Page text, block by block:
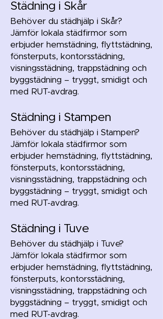
Städning i Skår
Behöver du städhjälp i Skår?
Jämför lokala städfirmor som
erbjuder hemstädning, flyttstädning,
fönsterputs, kontorsstädning,
visningsstädning, trappstädning och
byggstädning – tryggt, smidigt och
med RUT-avdrag.
Städning i Stampen
Behöver du städhjälp i Stampen?
Jämför lokala städfirmor som
erbjuder hemstädning, flyttstädning,
fönsterputs, kontorsstädning,
visningsstädning, trappstädning och
byggstädning – tryggt, smidigt och
med RUT-avdrag.
Städning i Tuve
Behöver du städhjälp i Tuve?
Jämför lokala städfirmor som
erbjuder hemstädning, flyttstädning,
fönsterputs, kontorsstädning,
visningsstädning, trappstädning och
byggstädning – tryggt, smidigt och
med RUT-avdrag.